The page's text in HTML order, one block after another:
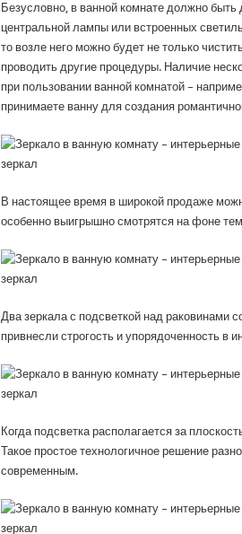
Безусловно, в ванной комнате должно
центральной лампы или встроенных
то возле него можно будет не только
проводить другие процедуры. Наличие
при пользовании ванной комнатой –
принимаете ванну для создания
В настоящее время в широкой продаже
особенно выигрышно смотрятся на фоне
Два зеркала с подсветкой над раковинами
привнесли строгость и упорядоченность в
Когда подсветка располагается за
Такое простое технологичное решение
современным.